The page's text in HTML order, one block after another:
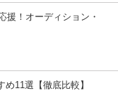
援！オーディション・
11選【徹底比較】